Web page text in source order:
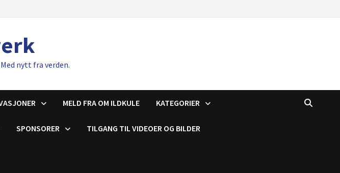
nytt fra verden.
MELD FRA OM ILDKULE KATEGORIER
SPONSORER TILGANG TIL VIDEOER OG BILDER